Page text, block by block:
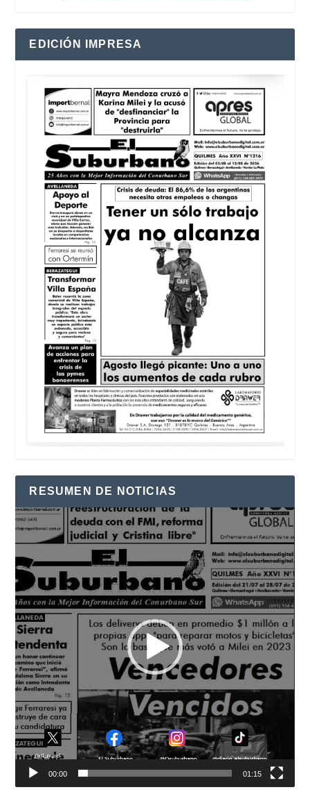
EDICIÓN IMPRESA
RESUMEN DE NOTICIAS
Reproductor
de
vídeo
00:00 01:15